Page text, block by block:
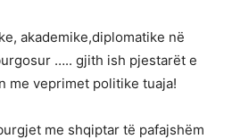
akademike,diplomatike në
….. gjith ish pjestarët e
me veprimet politike tuaja!
me shqiptar të pafajshëm